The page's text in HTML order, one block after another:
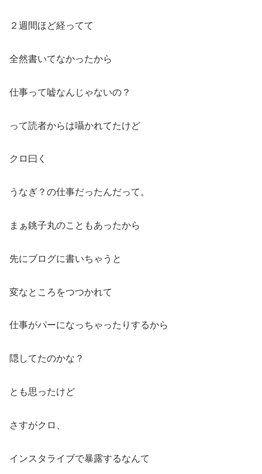
２週間ほど経ってて
全然書いてなかったから
仕事って嘘なんじゃないの？
って読者からは囁かれてたけど
クロ曰く
うなぎ？の仕事だったんだって。
まぁ銚子丸のこともあったから
先にブログに書いちゃうと
変なところをつつかれて
仕事がパーになっちゃったりするから
隠してたのかな？
とも思ったけど
さすがクロ、
インスタライブで暴露するなんて